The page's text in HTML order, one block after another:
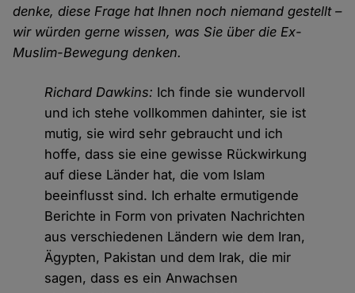
denke, diese Frage hat Ihnen noch niemand gestellt –
wir würden gerne wissen, was Sie über die Ex-
Muslim-Bewegung denken.
Richard Dawkins: Ich finde sie wundervoll
und ich stehe vollkommen dahinter, sie ist
mutig, sie wird sehr gebraucht und ich
hoffe, dass sie eine gewisse Rückwirkung
auf diese Länder hat, die vom Islam
beeinflusst sind. Ich erhalte ermutigende
Berichte in Form von privaten Nachrichten
aus verschiedenen Ländern wie dem Iran,
Ägypten, Pakistan und dem Irak, die mir
sagen, dass es ein Anwachsen